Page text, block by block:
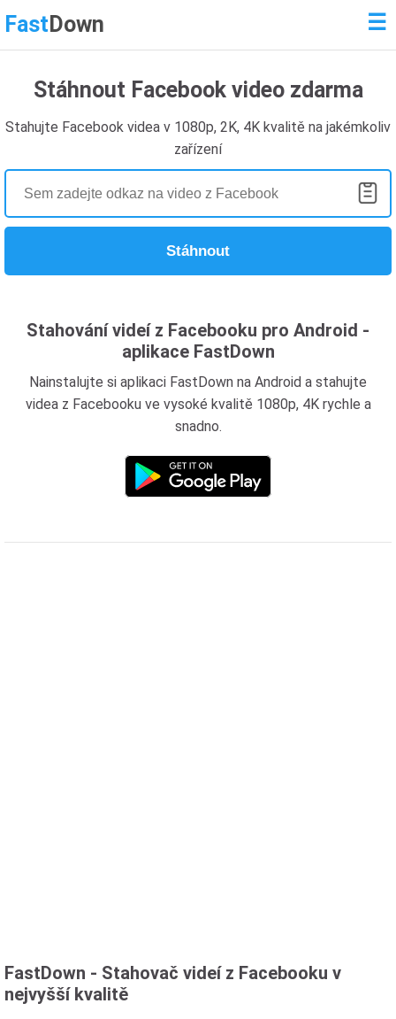
Fast Down ☰
Stáhnout Facebook video zdarma
Stahujte Facebook videa v 1080p, 2K, 4K kvalitě na jakémkoliv
zařízení
Stáhnout
Stahování videí z Facebooku pro Android -
aplikace FastDown
Nainstalujte si aplikaci FastDown na Android a stahujte
videa z Facebooku ve vysoké kvalitě 1080p, 4K rychle a
snadno.
FastDown - Stahovač videí z Facebooku v
nejvyšší kvalitě